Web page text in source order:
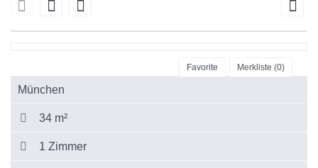
Merkliste (0)
Favorite
München
34 m²
1 Zimmer